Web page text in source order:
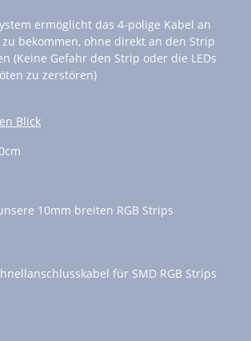
ermöglicht das 4-polige Kabel an
bekommen, ohne direkt an den Strip
(Keine Gefahr den Strip oder die LEDs
zu zerstören)
Blick
10mm breiten RGB Strips
für SMD RGB Strips